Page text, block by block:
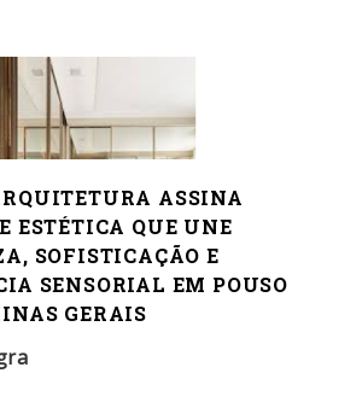
ASSINA
ESTÉTICA QUE UNE
SOFISTICAÇÃO E
SENSORIAL EM POUSO
GERAIS